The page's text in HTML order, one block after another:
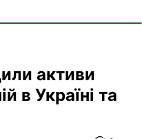
активи
в Україні та